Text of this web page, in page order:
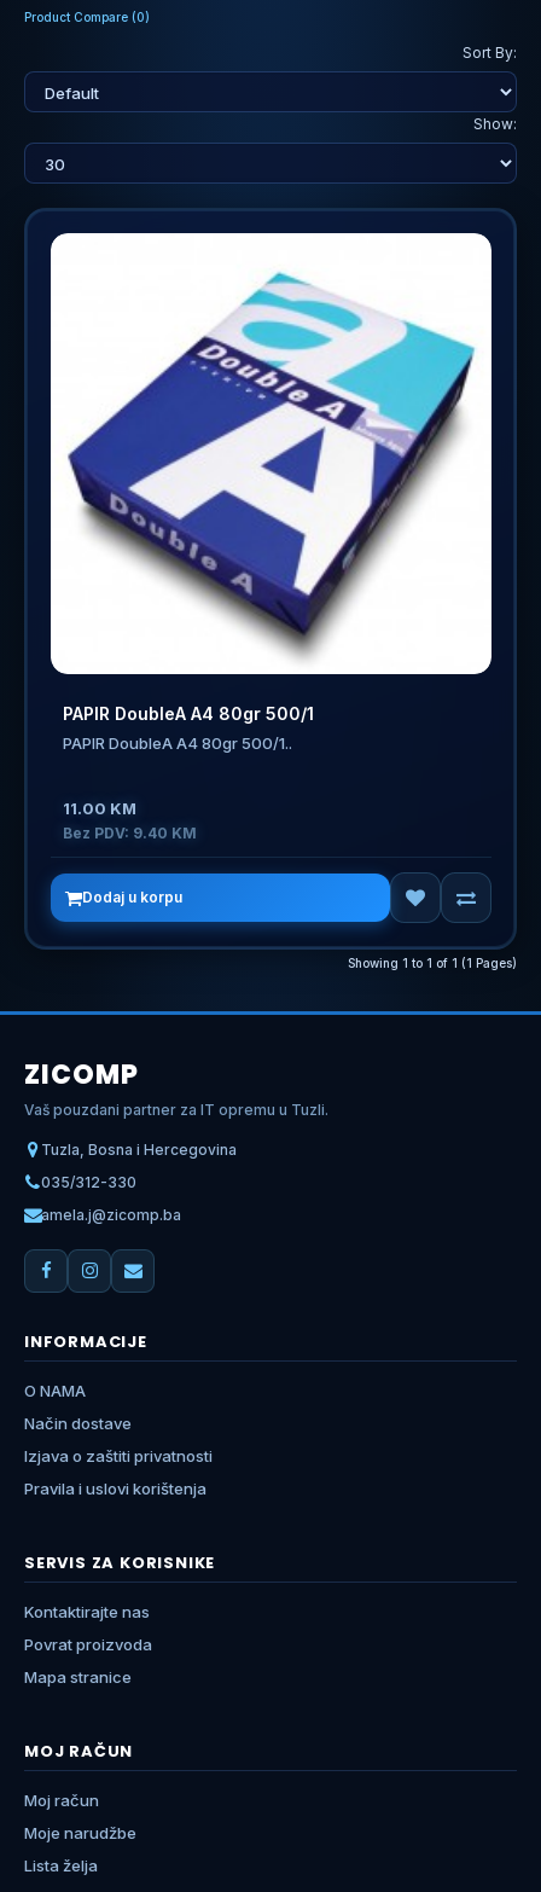
Product Compare (0)
Sort By:
Show:
PAPIR DoubleA A4 80gr 500/1
PAPIR DoubleA A4 80gr 500/1..
11.00 KM
Bez PDV: 9.40 KM
Dodaj u korpu
Showing 1 to 1 of 1 (1 Pages)
ZICOMP
Vaš pouzdani partner za IT opremu u Tuzli.
Tuzla, Bosna i Hercegovina
035/312-330
amela.j@zicomp.ba
INFORMACIJE
O NAMA
Način dostave
Izjava o zaštiti privatnosti
Pravila i uslovi korištenja
SERVIS ZA KORISNIKE
Kontaktirajte nas
Povrat proizvoda
Mapa stranice
MOJ RAČUN
Moj račun
Moje narudžbe
Lista želja